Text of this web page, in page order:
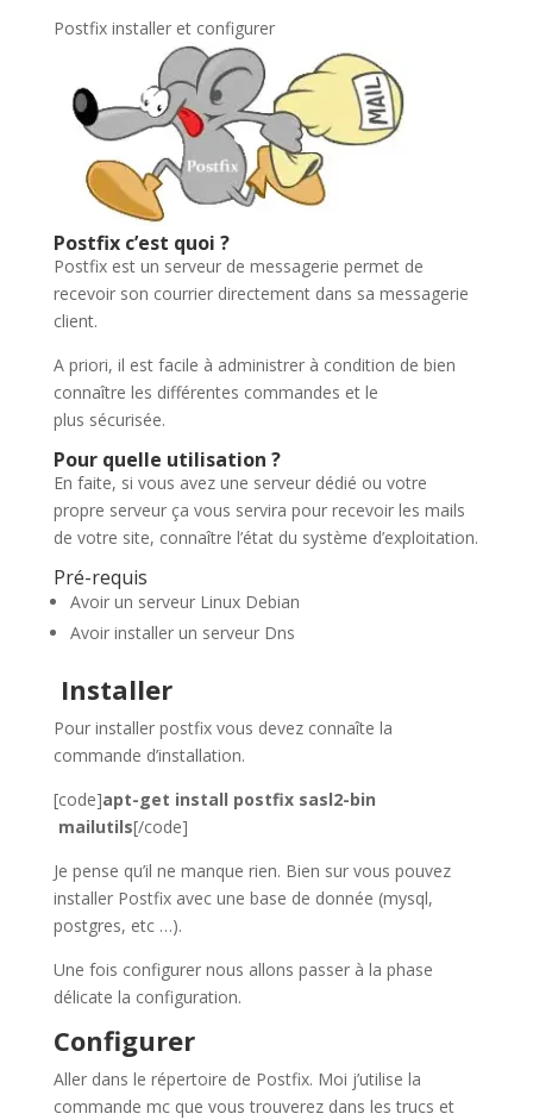
Postfix installer et configurer
Postfix c’est quoi ?
Postfix est un serveur de messagerie permet de
recevoir son courrier directement dans sa messagerie
client.
A priori, il est facile à administrer à condition de bien
connaître les différentes commandes et le
plus sécurisée.
Pour quelle utilisation ?
En faite, si vous avez une serveur dédié ou votre
propre serveur ça vous servira pour recevoir les mails
de votre site, connaître l’état du système d’exploitation.
Pré-requis
Avoir un serveur Linux Debian
Avoir installer un serveur Dns
Installer
Pour installer postfix vous devez connaîte la
commande d’installation.
[code]apt-get install postfix sasl2-bin
mailutils[/code]
Je pense qu’il ne manque rien. Bien sur vous pouvez
installer Postfix avec une base de donnée (mysql,
postgres, etc …).
Une fois configurer nous allons passer à la phase
délicate la configuration.
Configurer
Aller dans le répertoire de Postfix. Moi j’utilise la
commande mc que vous trouverez dans les trucs et